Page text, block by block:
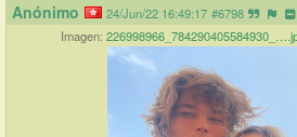
Anónimo
24/Jun/22 16:49:17 #6798
Imagen: